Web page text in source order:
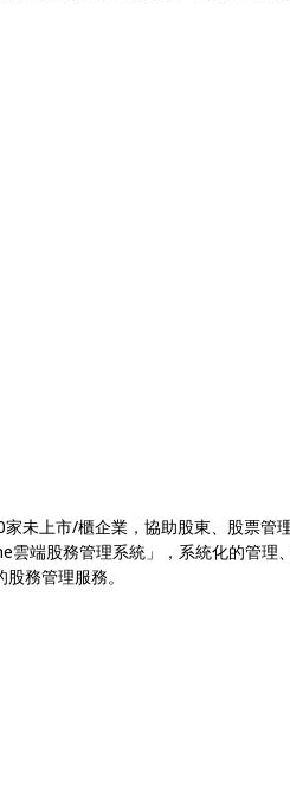
未上市/櫃企業，協助股東、股票管
端股務管理系統」，系統化的管理
務管理服務。